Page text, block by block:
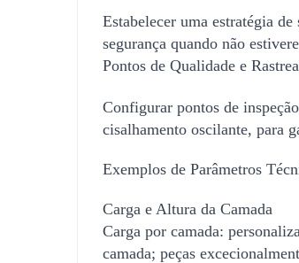
Estabelecer uma estratégia
segurança quando não
Pontos de Qualidade e
Configurar pontos de
cisalhamento oscilante, para
Exemplos de Parâmetros
Carga e Altura da Camada
Carga por camada:
camada; peças